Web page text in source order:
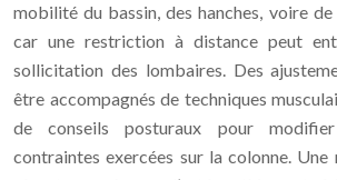
mobilité du bassin, des hanches, voire
car une restriction à distance peut
sollicitation des lombaires. Des
être accompagnés de techniques
de conseils posturaux pour
contraintes exercées sur la colonne. Une